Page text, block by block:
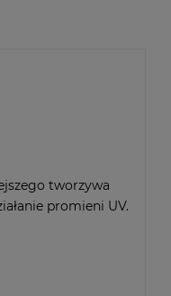
tworzywa
promieni UV.